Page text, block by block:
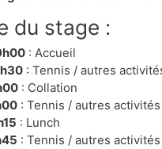
du stage :
: Accueil
: Tennis / autres
: Collation
: Tennis / autres activités
: Lunch
: Tennis / autres activités